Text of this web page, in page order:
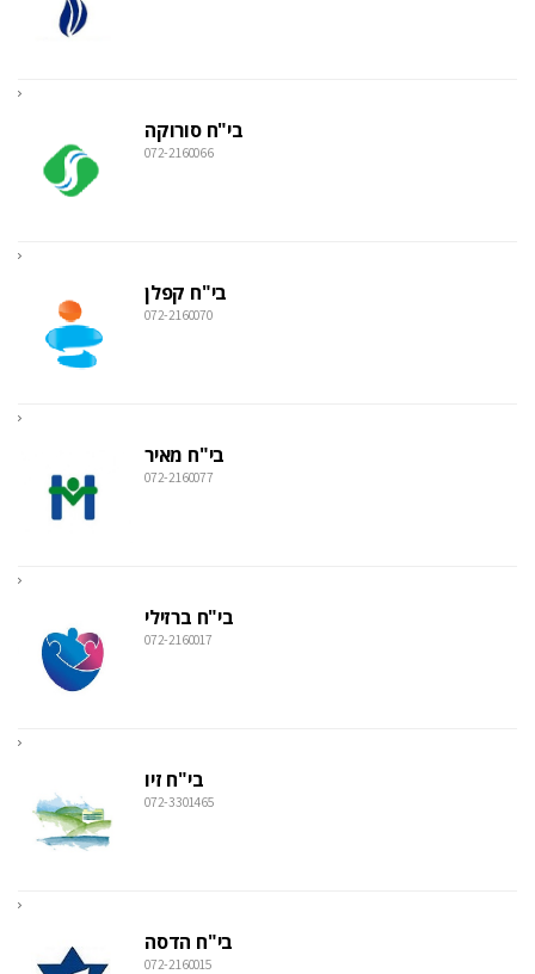
בי"ח סורוקה
072-2160066
בי"ח קפלן
072-2160070
בי"ח מאיר
072-2160077
בי"ח ברזילי
072-2160017
בי"ח זיו
072-3301465
בי"ח הדסה
072-2160015